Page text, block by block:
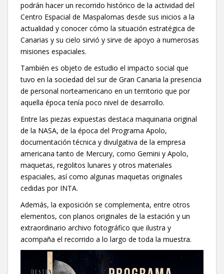
podrán hacer un recorrido histórico de la actividad del
Centro Espacial de Maspalomas desde sus inicios a la
actualidad y conocer cómo la situación estratégica de
Canarias y su cielo sirvió y sirve de apoyo a numerosas
misiones espaciales.
También es objeto de estudio el impacto social que
tuvo en la sociedad del sur de Gran Canaria la presencia
de personal norteamericano en un territorio que por
aquella época tenía poco nivel de desarrollo.
Entre las piezas expuestas destaca maquinaria original
de la NASA, de la época del Programa Apolo,
documentación técnica y divulgativa de la empresa
americana tanto de Mercury, como Gemini y Apolo,
maquetas, regolitos lunares y otros materiales
espaciales, así como algunas maquetas originales
cedidas por INTA.
Además, la exposición se complementa, entre otros
elementos, con planos originales de la estación y un
extraordinario archivo fotográfico que ilustra y
acompaña el recorrido a lo largo de toda la muestra.